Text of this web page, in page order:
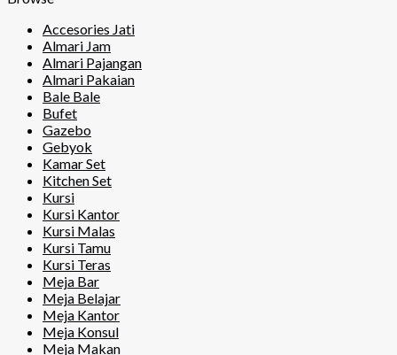
Accesories Jati
Almari Jam
Almari Pajangan
Almari Pakaian
Bale Bale
Bufet
Gazebo
Gebyok
Kamar Set
Kitchen Set
Kursi
Kursi Kantor
Kursi Malas
Kursi Tamu
Kursi Teras
Meja Bar
Meja Belajar
Meja Kantor
Meja Konsul
Meja Makan